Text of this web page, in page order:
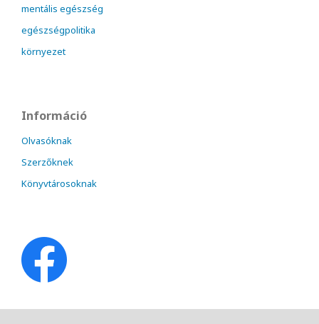
mentális egészség
egészségpolitika
környezet
Információ
Olvasóknak
Szerzőknek
Könyvtárosoknak